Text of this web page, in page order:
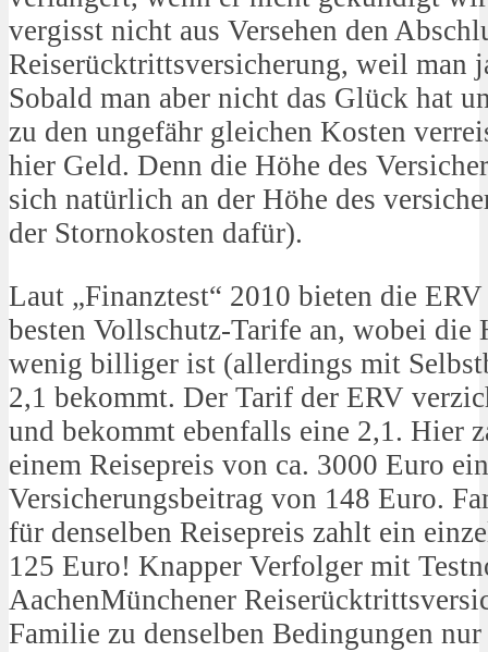
vergisst nicht aus Versehen den
Reiserücktrittsversicherung, weil man
Sobald man aber nicht das Glück hat
zu den ungefähr gleichen Kosten
hier Geld. Denn die Höhe des
sich natürlich an der Höhe des
der Stornokosten dafür).
Laut „Finanztest“ 2010 bieten die
besten Vollschutz-Tarife an, wobei die
wenig billiger ist (allerdings mit
2,1 bekommt. Der Tarif der ERV
und bekommt ebenfalls eine 2,1. Hier
einem Reisepreis von ca. 3000 Euro
Versicherungsbeitrag von 148 Euro.
für denselben Reisepreis zahlt ein
125 Euro! Knapper Verfolger mit
AachenMünchener
Familie zu denselben Bedingungen